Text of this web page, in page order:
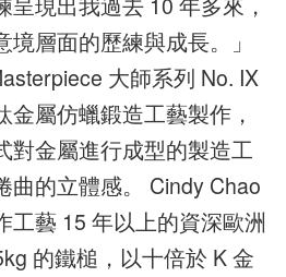
層面的歷練與成長。」
大師系列 No. IX
屬仿蠟鍛造工藝製作，
對金屬進行成型的製造工
曲的立體感。 Cindy Chao
工藝 15 年以上的資深歐洲
的鐵槌，以十倍於 K 金